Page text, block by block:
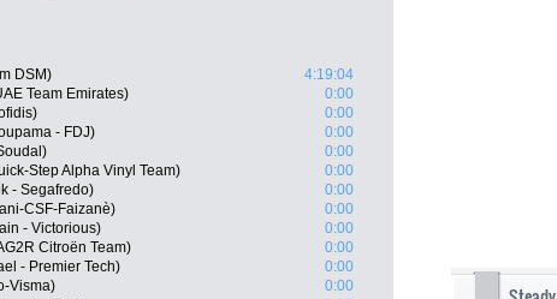
DSM)
4:19:04
Team Emirates)
0:00
0:00
- FDJ)
0:00
0:00
Step Alpha Vinyl Team)
0:00
- Segafredo)
0:00
CSF-Faizanè)
0:00
- Victorious)
0:00
Citroën Team)
0:00
- Premier Tech)
0:00
Visma)
0:00